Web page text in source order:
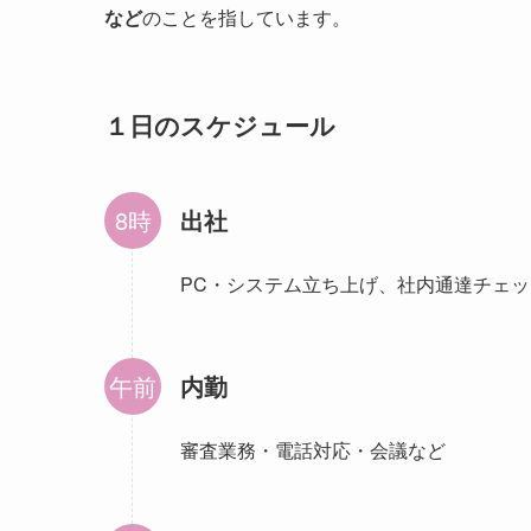
などのことを指しています。
１日のスケジュール
出社
PC・システム立ち上げ、社内通達チェ
内勤
審査業務・電話対応・会議など